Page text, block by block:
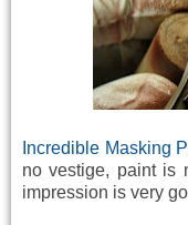
Incredible Masking
no vestige, paint is
impression is very